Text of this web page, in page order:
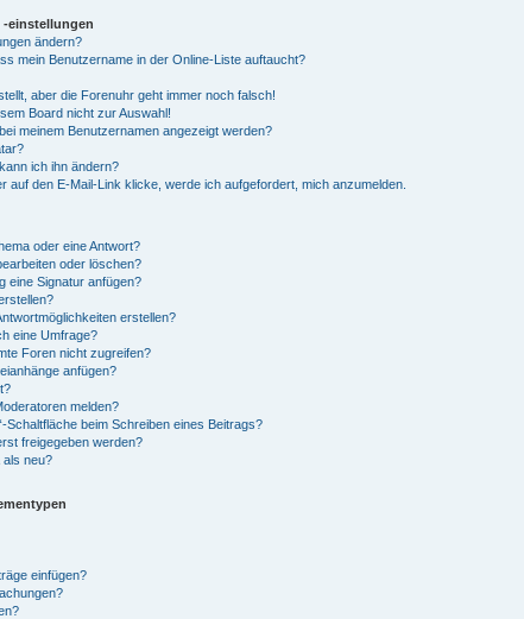
-einstellungen
ändern?
mein Benutzername in der Online-Liste auftaucht?
aber die Forenuhr geht immer noch falsch!
Board nicht zur Auswahl!
meinem Benutzernamen angezeigt werden?
ich ihn ändern?
auf den E-Mail-Link klicke, werde ich aufgefordert, mich anzumelden.
oder eine Antwort?
oder löschen?
eine Signatur anfügen?
erstellen?
eine Umfrage?
Foren nicht zugreifen?
anfügen?
melden?
Schaltfläche beim Schreiben eines Beitrags?
freigegeben werden?
als neu?
einfügen?